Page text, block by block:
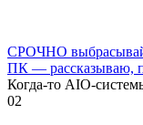
СРОЧНО
ПК — рассказываю,
Когда-то AIO-
02